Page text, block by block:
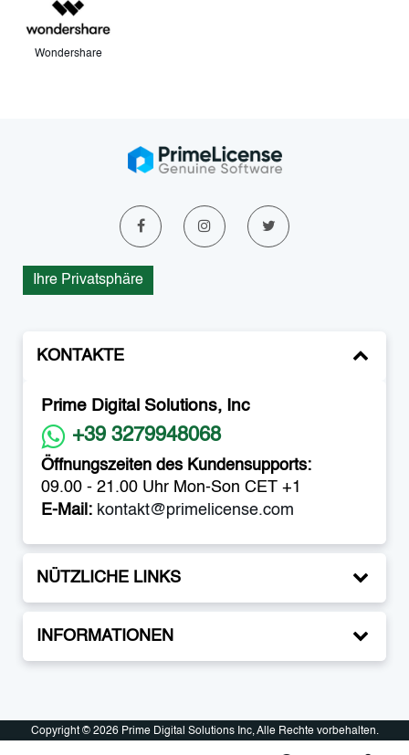
Wondershare
Ihre Privatsphäre
KONTAKTE
Prime Digital Solutions, Inc
+39 3279948068
Öffnungszeiten des Kundensupports:
09.00 - 21.00 Uhr Mon-Son CET +1
E-Mail: kontakt@primelicense.com
NÜTZLICHE LINKS
INFORMATIONEN
Copyright © 2026 Prime Digital Solutions Inc, Alle Rechte vorbehalten.